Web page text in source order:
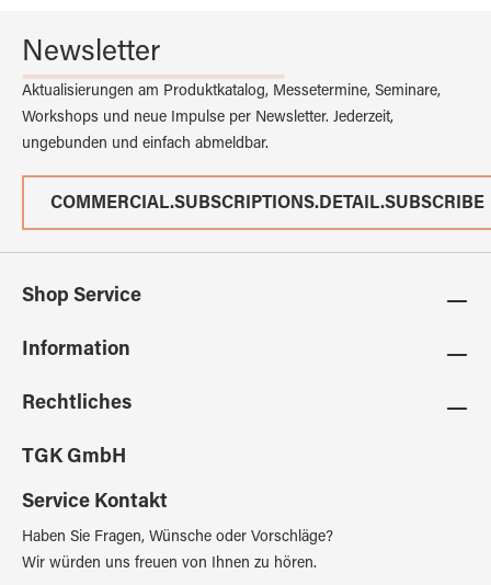
Newsletter
Aktualisierungen am Produktkatalog, Messetermine, Seminare,
Workshops und neue Impulse per Newsletter. Jederzeit,
ungebunden und einfach abmeldbar.
COMMERCIAL.SUBSCRIPTIONS.DETAIL.SUBSCRIBE
Shop Service
Information
Rechtliches
TGK GmbH
Service Kontakt
Haben Sie Fragen, Wünsche oder Vorschläge?
Wir würden uns freuen von Ihnen zu hören.